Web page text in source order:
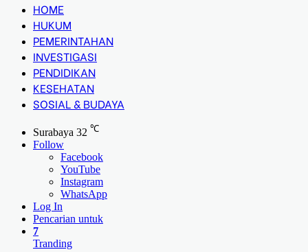
HOME
HUKUM
PEMERINTAHAN
INVESTIGASI
PENDIDIKAN
KESEHATAN
SOSIAL & BUDAYA
Surabaya 32 ℃
Follow
Facebook
YouTube
Instagram
WhatsApp
Log In
Pencarian untuk
7
Tranding